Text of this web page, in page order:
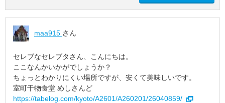
maa915 さん
セレブなセレブタさん、こんにちは。
ここなんかいかがでしょうか？
ちょっとわかりにくい場所ですが、安くて美味しいです。
室町干物食堂 めしさんど
https://tabelog.com/kyoto/A2601/A260201/26040859/